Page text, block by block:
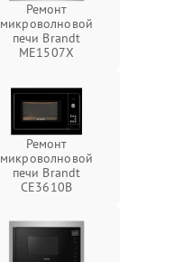
Ремонт
микроволновой
печи Brandt
ME1507X
Ремонт
микроволновой
печи Brandt
CE3610B